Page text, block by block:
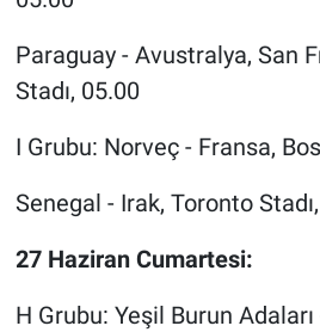
Paraguay - Avustralya, San
Stadı, 05.00
I Grubu: Norveç - Fransa,
Senegal - Irak, Toronto
27 Haziran Cumartesi:
H Grubu: Yeşil Burun